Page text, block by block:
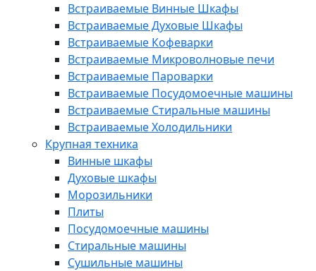
Встраиваемые Винные Шкафы
Встраиваемые Духовые Шкафы
Встраиваемые Кофеварки
Встраиваемые Микроволновые печи
Встраиваемые Пароварки
Встраиваемые Посудомоечные машины
Встраиваемые Стиральные машины
Встраиваемые Холодильники
Крупная техника
Винные шкафы
Духовые шкафы
Морозильники
Плиты
Посудомоечные машины
Стиральные машины
Сушильные машины